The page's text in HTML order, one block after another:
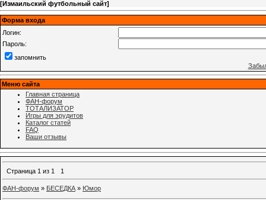
[Измаильский футбольный сайт]
Форма входа
Логин:
Пароль:
запомнить
Меню сайта
Главная страница
ФАН-форум
ТОТАЛИЗАТОР
Игры для эрудитов
Каталог статей
FAQ
Ваши отзывы
Страница 1 из 1 1
ФАН-форум » БЕСЕДКА » Юмор